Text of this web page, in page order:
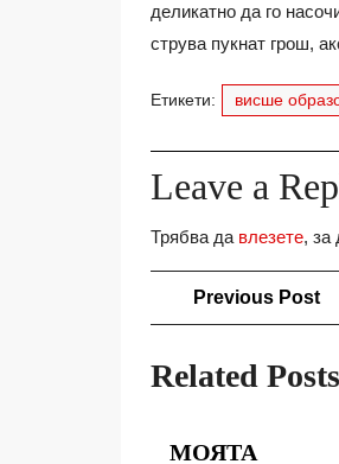
деликатно да го
струва пукнат грош,
Етикети: висше
Leave a
Трябва да влезете, за
Навигация
Previous Post
Related Posts
МОЯТА